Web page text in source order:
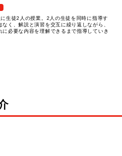
生徒2人の授業。2人の生徒を同時に指導す
なく、解説と演習を交互に繰り返しながら、
に必要な内容を理解できるまで指導していき